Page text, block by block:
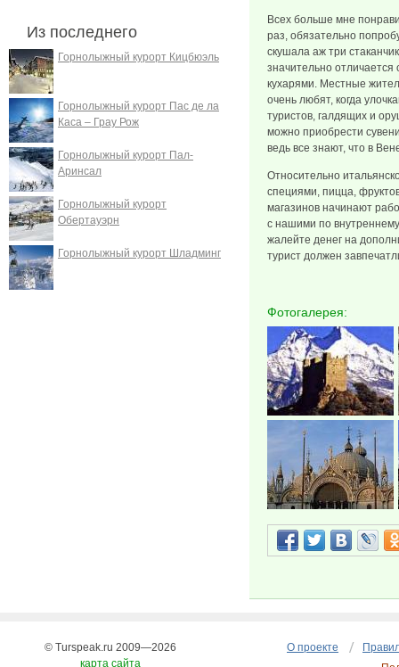
Всех больше мне
раз, обязательно
скушала аж три
значительно отличается
кухарями. Местные
очень любят, когда
туристов, галдящих и
можно приобрести
ведь все знают, что в
Относительно
специями, пицца,
магазинов начинают
с нашими по
жалейте денег на
турист должен
Фотогалерея:
Из последнего
Горнолыжный курорт Кицбюэль
Горнолыжный курорт Пас де ла
Каса – Грау Рож
Горнолыжный курорт Пал-
Аринсал
Горнолыжный курорт
Обертауэрн
Горнолыжный курорт Шладминг
О проекте
© Turspeak.ru 2009—2026
карта сайта